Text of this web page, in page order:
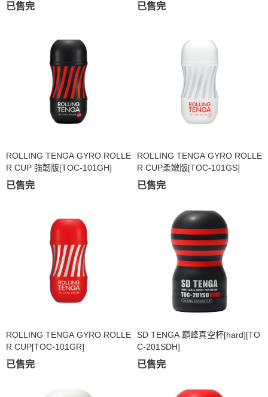
已售完 已售完
ROLLING TENGA GYRO ROLLE
R CUP 強韌版[TOC-101GH]
已售完
ROLLING TENGA GYRO ROLLE
R CUP柔嫩版[TOC-101GS]
已售完
ROLLING TENGA GYRO ROLLE
R CUP[TOC-101GR]
已售完
SD TENGA 巔峰真空杯[hard][TO
C-201SDH]
已售完